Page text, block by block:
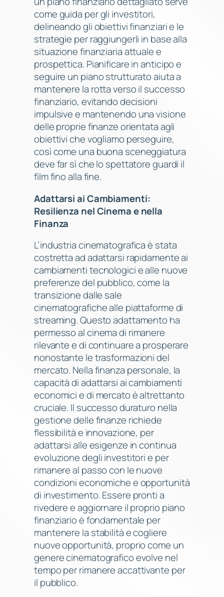
come guida per gli investitori,
delineando gli obiettivi finanziari e le
strategie per raggiungerli in base alla
situazione finanziaria attuale e
prospettica. Pianificare in anticipo e
seguire un piano strutturato aiuta a
mantenere la rotta verso il successo
finanziario, evitando decisioni
impulsive e mantenendo una visione
delle proprie finanze orientata agli
obiettivi che vogliamo perseguire,
così come una buona sceneggiatura
deve far sì che lo spettatore guardi il
film fino alla fine.
Adattarsi ai Cambiamenti:
Resilienza nel Cinema e nella
Finanza
L’industria cinematografica è stata
costretta ad adattarsi rapidamente ai
cambiamenti tecnologici e alle nuove
preferenze del pubblico, come la
transizione dalle sale
cinematografiche alle piattaforme di
streaming. Questo adattamento ha
permesso al cinema di rimanere
rilevante e di continuare a prosperare
nonostante le trasformazioni del
mercato. Nella finanza personale, la
capacità di adattarsi ai cambiamenti
economici e di mercato è altrettanto
cruciale. Il successo duraturo nella
gestione delle finanze richiede
flessibilità e innovazione, per
adattarsi alle esigenze in continua
evoluzione degli investitori e per
rimanere al passo con le nuove
condizioni economiche e opportunità
di investimento. Essere pronti a
rivedere e aggiornare il proprio piano
finanziario è fondamentale per
mantenere la stabilità e cogliere
nuove opportunità, proprio come un
genere cinematografico evolve nel
tempo per rimanere accattivante per
il pubblico.